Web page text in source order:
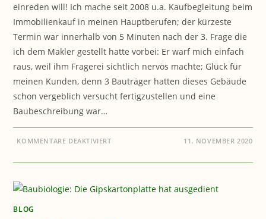
einreden will! Ich mache seit 2008 u.a. Kaufbegleitung beim
Immobilienkauf in meinen Hauptberufen; der kürzeste
Termin war innerhalb von 5 Minuten nach der 3. Frage die
ich dem Makler gestellt hatte vorbei: Er warf mich einfach
raus, weil ihm Fragerei sichtlich nervös machte; Glück für
meinen Kunden, denn 3 Bauträger hatten dieses Gebäude
schon vergeblich versucht fertigzustellen und eine
Baubeschreibung war…
KOMMENTARE DEAKTIVIERTFÜR
BEIM
11. NOVEMBER 2020
BLOG